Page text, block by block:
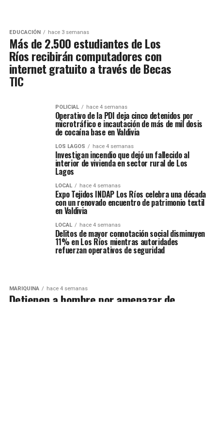
EDUCACIÓN hace 3 semanas
Más de 2.500 estudiantes de Los
Ríos recibirán computadores con
internet gratuito a través de Becas
TIC
POLICIAL hace 4 semanas
Operativo de la PDI deja cinco detenidos por
microtráfico e incautación de más de mil dosis
de cocaína base en Valdivia
LOS LAGOS hace 4 semanas
Investigan incendio que dejó un fallecido al
interior de vivienda en sector rural de Los
Lagos
LOCAL hace 4 semanas
Expo Tejidos INDAP Los Ríos celebra una década
con un renovado encuentro de patrimonio textil
en Valdivia
LOCAL hace 4 semanas
Delitos de mayor connotación social disminuyen
11% en Los Ríos mientras autoridades
refuerzan operativos de seguridad
MARIQUINA hace 4 semanas
Detienen a hombre por amenazar de